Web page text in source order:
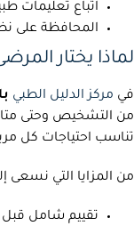
اتباع تعليمات
المحافظة على
لماذا يختار
في مركز الدليل الطبي
من التشخيص وحتى
تناسب احتياجات كل
من المزايا التي نسعى
تقييم شامل قبل